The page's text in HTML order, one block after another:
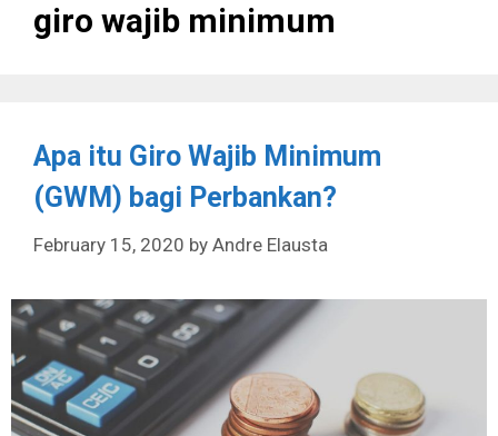
giro wajib minimum
Apa itu Giro Wajib Minimum
(GWM) bagi Perbankan?
February 15, 2020 by Andre Elausta